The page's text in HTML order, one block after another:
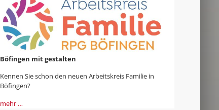
Böfingen mit gestalten
Kennen Sie schon den neuen Arbeitskreis Familie in
Böfingen?
mehr …